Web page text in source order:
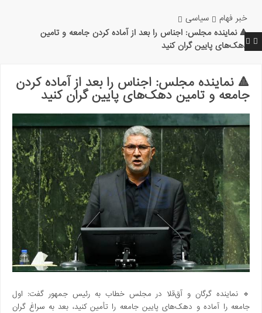
خبر فهام
سیاسی
🔺 نماینده مجلس: اجناس را بعد از آماده کردن جامعه و تامین
دهک‌های پایین گران کنید
🔺 نماینده مجلس: اجناس را بعد از آماده کردن
جامعه و تامین دهک‌های پایین گران کنید
🔹 نماینده گرگان و آق‌قلا در مجلس خطاب به رئیس جمهور گفت: اول
جامعه را آماده و دهک‌های پایین جامعه را تأمین کنید، بعد به سراغ گران